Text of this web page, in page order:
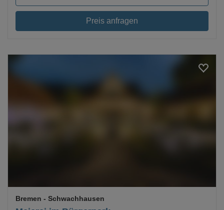
Preis anfragen
Bremen - Schwachhausen